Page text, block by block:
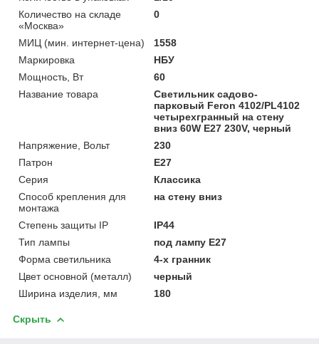
Количество на складе
«Москва»
0
МИЦ (мин. интернет-цена)
1558
Маркировка
НБУ
Мощность, Вт
60
Название товара
Светильник садово-
парковый Feron 4102/PL4102
четырехгранный на стену
вниз 60W E27 230V, черный
Напряжение, Вольт
230
Патрон
E27
Серия
Классика
Способ крепления для
монтажа
на стену вниз
Степень защиты IP
IP44
Тип лампы
под лампу Е27
Форма светильника
4-х гранник
Цвет основной (металл)
черный
Ширина изделия, мм
180
Скрыть